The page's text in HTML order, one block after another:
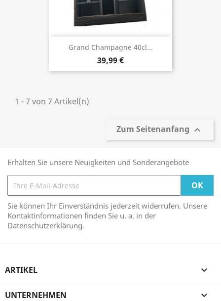
Grand Champagne 40cl...
39,99 €
1 - 7 von 7 Artikel(n)
Zum Seitenanfang 
Erhalten Sie unsere Neuigkeiten und Sonderangebote
Sie können Ihr Einverständnis jederzeit widerrufen. Unsere
Kontaktinformationen finden Sie u. a. in der
Datenschutzerklärung.
ARTIKEL 
UNTERNEHMEN 